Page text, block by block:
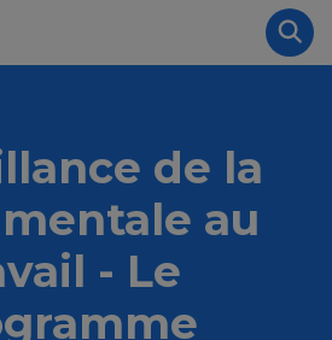
de la
au
- Le
cookies